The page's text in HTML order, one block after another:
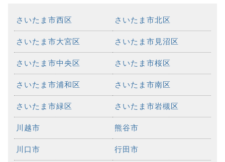
さいたま市西区 さいたま市北区
さいたま市大宮区 さいたま市見沼区
さいたま市中央区 さいたま市桜区
さいたま市浦和区 さいたま市南区
さいたま市緑区 さいたま市岩槻区
川越市 熊谷市
川口市 行田市